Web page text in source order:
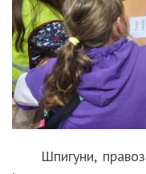
Шпигуни,